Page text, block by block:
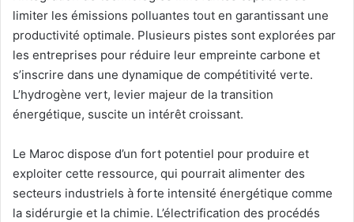
limiter les émissions polluantes tout en garantissant une
productivité optimale. Plusieurs pistes sont explorées par
les entreprises pour réduire leur empreinte carbone et
s’inscrire dans une dynamique de compétitivité verte.
L’hydrogène vert, levier majeur de la transition
énergétique, suscite un intérêt croissant.
Le Maroc dispose d’un fort potentiel pour produire et
exploiter cette ressource, qui pourrait alimenter des
secteurs industriels à forte intensité énergétique comme
la sidérurgie et la chimie. L’électrification des procédés